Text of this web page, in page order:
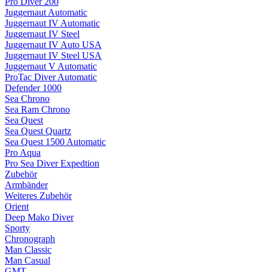
Juggernaut Automatic
Juggernaut IV Automatic
Juggernaut IV Steel
Juggernaut IV Auto USA
Juggernaut IV Steel USA
Juggernaut V Automatic
ProTac Diver Automatic
Defender 1000
Sea Chrono
Sea Ram Chrono
Sea Quest
Sea Quest Quartz
Sea Quest 1500 Automatic
Pro Aqua
Pro Sea Diver Expedtion
Zubehör
Armbänder
Weiteres Zubehör
Orient
Deep Mako Diver
Sporty
Chronograph
Man Classic
Man Casual